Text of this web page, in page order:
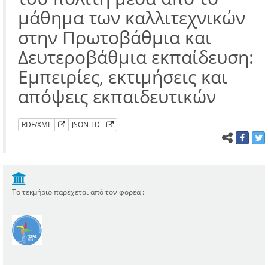
μάθημα των καλλιτεχνικών
στην Πρωτοβάθμια και
Δευτεροβάθμια εκπαίδευση:
Εμπειρίες, εκτιμήσεις και
απόψεις εκπαιδευτικών
RDF/XML JSON-LD
Το τεκμήριο παρέχεται από τον φορέα :